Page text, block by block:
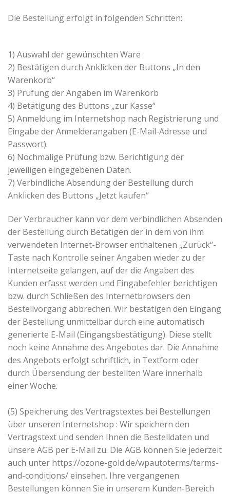
Die Bestellung erfolgt in folgenden Schritten:
1) Auswahl der gewünschten Ware
2) Bestätigen durch Anklicken der Buttons „In den
Warenkorb“
3) Prüfung der Angaben im Warenkorb
4) Betätigung des Buttons „zur Kasse“
5) Anmeldung im Internetshop nach Registrierung und
Eingabe der Anmelderangaben (E-Mail-Adresse und
Passwort).
6) Nochmalige Prüfung bzw. Berichtigung der
jeweiligen eingegebenen Daten.
7) Verbindliche Absendung der Bestellung durch
Anklicken des Buttons „Jetzt kaufen“
Der Verbraucher kann vor dem verbindlichen Absenden
der Bestellung durch Betätigen der in dem von ihm
verwendeten Internet-Browser enthaltenen „Zurück“-
Taste nach Kontrolle seiner Angaben wieder zu der
Internetseite gelangen, auf der die Angaben des
Kunden erfasst werden und Eingabefehler berichtigen
bzw. durch Schließen des Internetbrowsers den
Bestellvorgang abbrechen. Wir bestätigen den Eingang
der Bestellung unmittelbar durch eine automatisch
generierte E-Mail (Eingangsbestätigung). Diese stellt
noch keine Annahme des Angebotes dar. Die Annahme
des Angebots erfolgt schriftlich, in Textform oder
durch Übersendung der bestellten Ware innerhalb
einer Woche.
(5) Speicherung des Vertragstextes bei Bestellungen
über unseren Internetshop : Wir speichern den
Vertragstext und senden Ihnen die Bestelldaten und
unsere AGB per E-Mail zu. Die AGB können Sie jederzeit
auch unter https://ozone-gold.de/wpautoterms/terms-
and-conditions/ einsehen. Ihre vergangenen
Bestellungen können Sie in unserem Kunden-Bereich